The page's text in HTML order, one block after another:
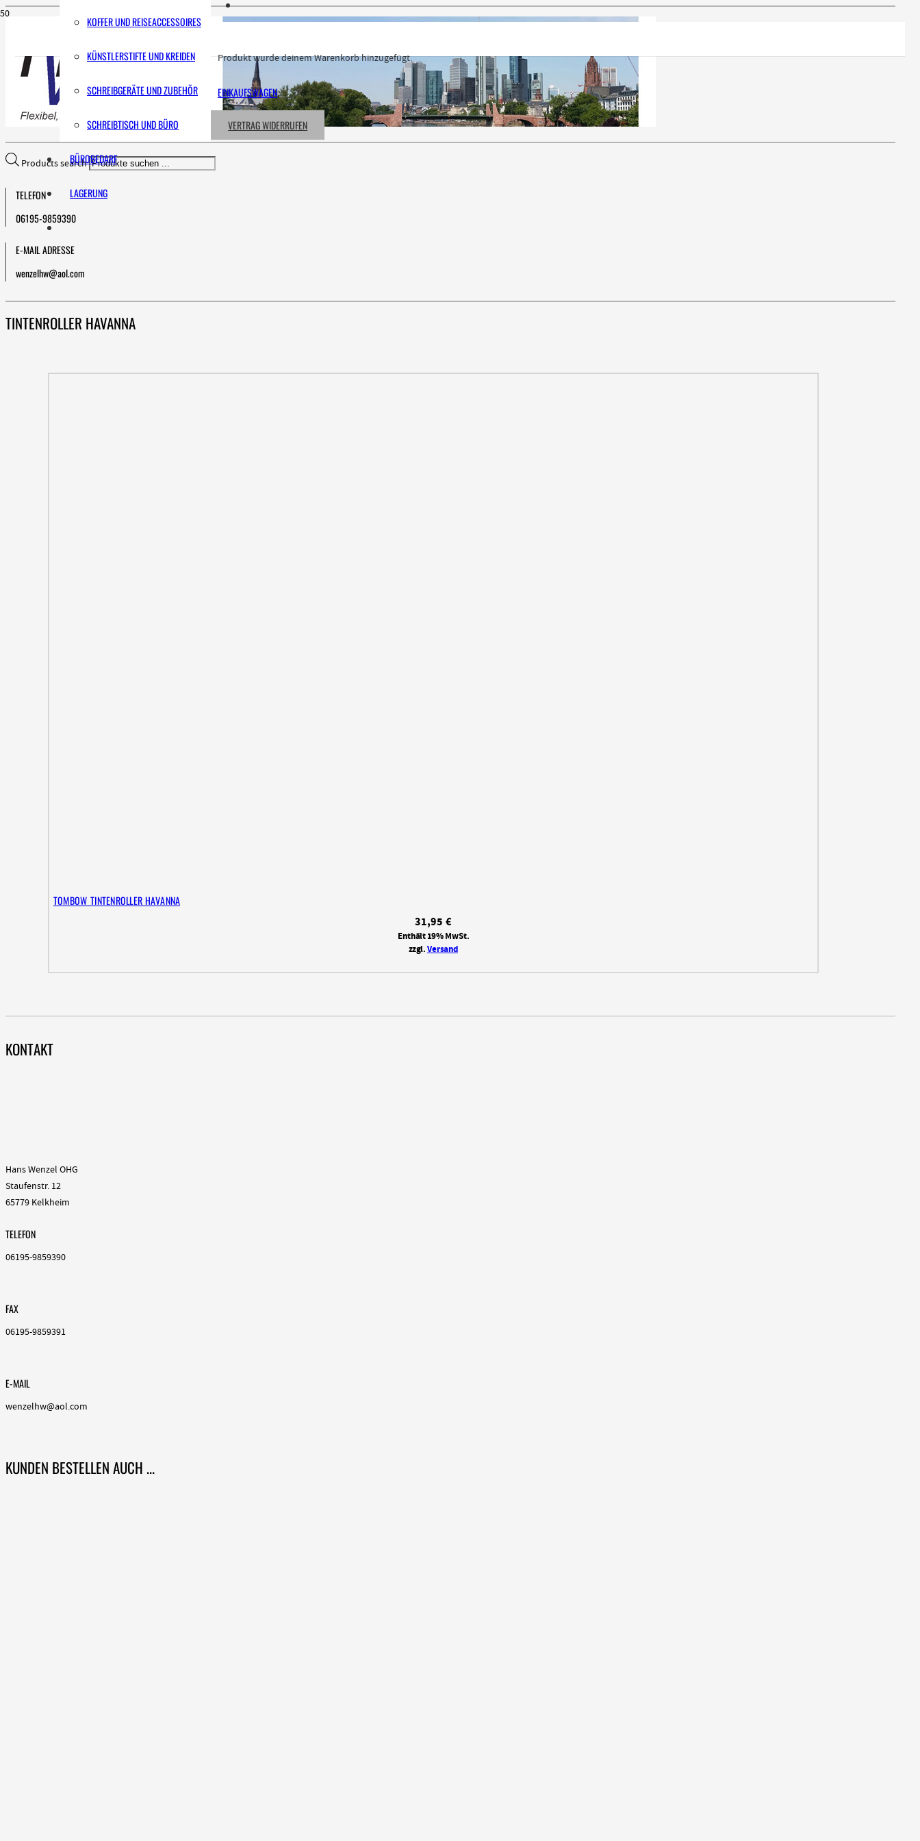
KOFFER UND REISEACCESSOIRES
KÜNSTLERSTIFTE UND KREIDEN
SCHREIBGERÄTE UND ZUBEHÖR
SCHREIBTISCH UND BÜRO
BÜROBEDARF
LAGERUNG
Produktwurde deinem Warenkorb hinzugefügt.
EINKAUFSWAGEN
VERTRAG WIDERRUFEN
Products search
TELEFON
06195-9859390
E-MAIL ADRESSE
wenzelhw@aol.com
TINTENROLLER HAVANNA
TOMBOW TINTENROLLER HAVANNA
31,95 €
Enthält 19% MwSt.
zzgl.Versand
KONTAKT
Hans Wenzel OHG
Staufenstr. 12
65779 Kelkheim
TELEFON
06195-9859390
FAX
06195-9859391
E-MAIL
wenzelhw@aol.com
KUNDEN BESTELLEN AUCH ...